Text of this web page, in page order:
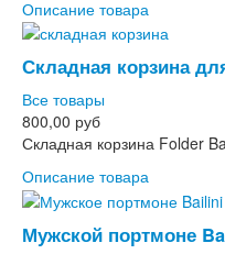
Описание товара
Складная корзина
Все товары
800,00 руб
Складная корзина Folder
Описание товара
Мужской портмоне